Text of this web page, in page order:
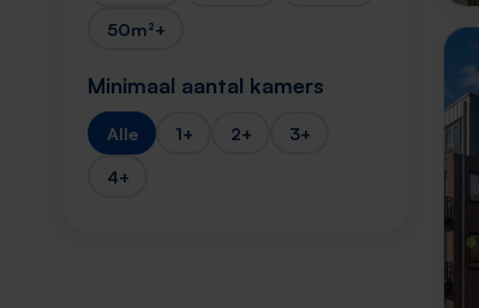
50m²+
Minimaal aantal kamers
Alle 1+ 2+
3+
4+